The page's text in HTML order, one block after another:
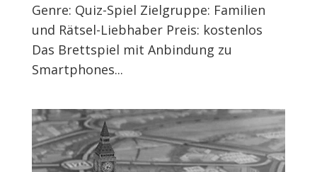
Genre: Quiz-Spiel Zielgruppe: Familien
und Rätsel-Liebhaber Preis: kostenlos
Das Brettspiel mit Anbindung zu
Smartphones...